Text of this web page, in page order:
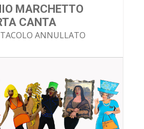
MARCHETTO
CANTA
ANNULLATO